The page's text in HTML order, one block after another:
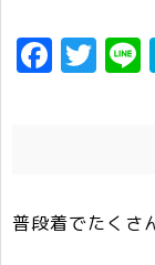
F
a
o
T
w
r
普段着でたくさ